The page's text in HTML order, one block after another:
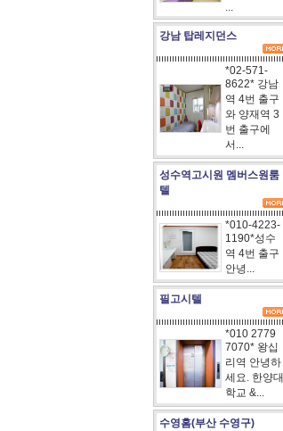
...
강남 탑레지던스
*02-571-
8622* 강남
역 4번 출구
와 양재역 3
번 출구에
서...
성수역고시원 멤버스원룸
텔
*010-4223-
1190*성수
역 4번 출구
안녕...
필고시텔
*010 2779
7070* 왕십
리역 안녕하
세요. 한양대
학교 &...
수영홈(부산 수영구)